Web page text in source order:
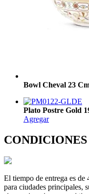
Bowl Cheval 23
Plato Postre Gold
Agregar
El tiempo de entrega es de
para ciudades principales,